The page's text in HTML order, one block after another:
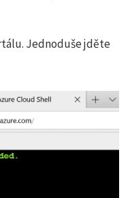
Jednoduše jděte